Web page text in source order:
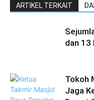
ARTIKEL TERKAIT
dan 13
Tokoh
Jaga